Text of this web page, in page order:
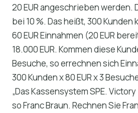
20 EUR angeschrieben werden.
bei 10 %. Das heißt, 300 Kunden
60 EUR Einnahmen (20 EUR
18.000 EUR. Kommen diese
Besuche, so errechnen sich
300 Kunden x 80 EUR x 3
„Das Kassensystem SPE.
so Franc Braun. Rechnen Sie